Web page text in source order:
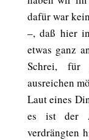
dafür war
–, daß hier
etwas ganz
Schrei, für
ausreichen
Laut eines
es ist der
verdrängten